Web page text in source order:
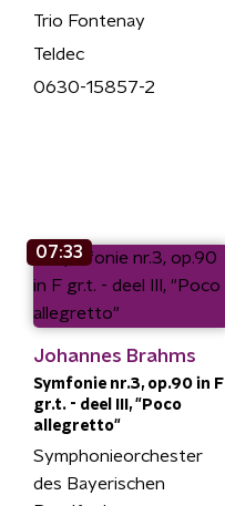
Trio Fontenay
Teldec
0630-15857-2
07:33
Johannes Brahms
Symfonie nr.3, op.90 in F
gr.t. - deel III, "Poco
allegretto"
Symphonieorchester
des Bayerischen